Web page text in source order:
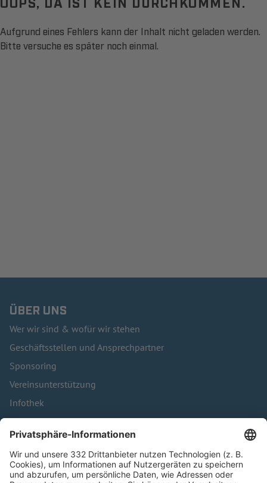
Aufgrund eines Fehlers kann der Inhalt nicht geladen werden.
Bitte versuche es später noch einmal.
ÜBER UNS
Wer wir sind & wofür wir stehen
Geschäftsstellen und Ansprechpartner
Sponsoring
Vereinsunterstützung
Infothek
Kontakt
HÄUFIG BESUCHTE SEITEN
Pässe und Vereinswechsel